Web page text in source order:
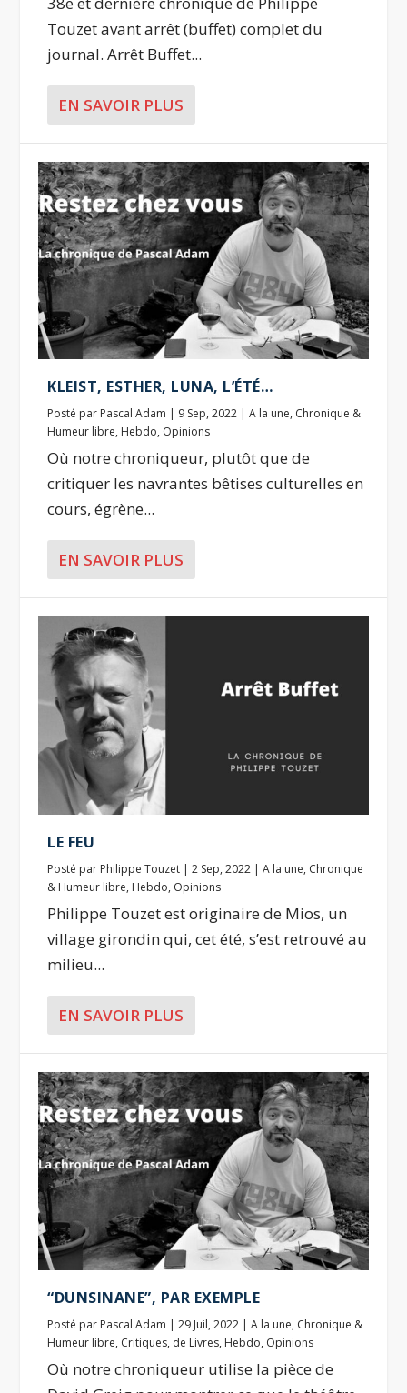
Touzet avant arrêt (buffet) complet du
journal. Arrêt Buffet...
EN SAVOIR PLUS
KLEIST, ESTHER, LUNA, L’ÉTÉ…
Posté par Pascal Adam | 9 Sep, 2022 |A la une, Chronique &
Humeur libre, Hebdo, Opinions
Où notre chroniqueur, plutôt que de
critiquer les navrantes bêtises culturelles en
cours, égrène...
EN SAVOIR PLUS
LE FEU
Posté par Philippe Touzet |2 Sep, 2022 |A la une, Chronique
& Humeur libre, Hebdo, Opinions
Philippe Touzet est originaire de Mios, un
village girondin qui, cet été, s’est retrouvé au
milieu...
EN SAVOIR PLUS
“DUNSINANE”, PAR EXEMPLE
Posté par Pascal Adam |29 Juil, 2022 |A la une, Chronique &
Humeur libre, Critiques, de Livres, Hebdo, Opinions
Où notre chroniqueur utilise la pièce de